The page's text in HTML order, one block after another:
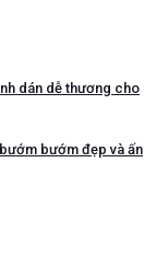
dán dễ thương cho
bướm đẹp và ấn